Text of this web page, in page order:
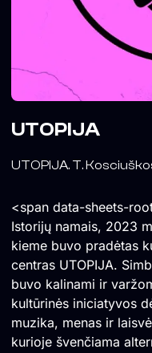
UTOPIJA
UTOPIJA. T.
<span data-sheets-
Istorijų namais, 2023
kieme buvo pradėtas
centras UTOPIJA.
buvo kalinami ir
kultūrinės iniciatyvos
muzika, menas ir laisvė.</span>
kurioje švenčiama